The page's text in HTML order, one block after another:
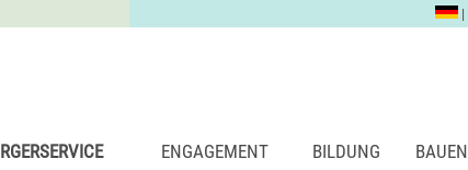
|
ENGAGEMENT BILDUNG BAUEN